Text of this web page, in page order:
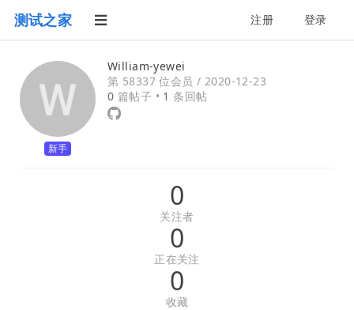
测试之家 注册 登录
新手
William-yewei
第 58337 位会员 / 2020-12-23
0 篇帖子 • 1 条回帖
0
关注者
0
正在关注
0
收藏